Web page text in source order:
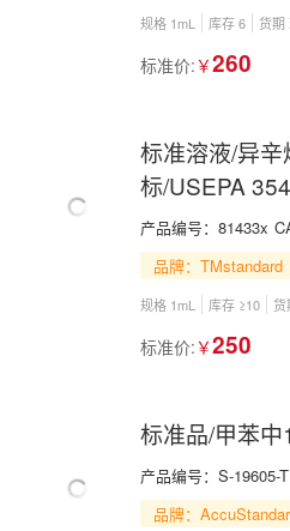
in
规格 1mL 库存 6 货期
标准价: ￥260
标准溶液/异
标/USEPA
8270E/
8082A/7
产品编号： 81433x
品牌：TMstandard
规格 1mL 库存 ≥10 货
标准价: ￥250
标准品/甲苯
产品编号： S-19605-T
品牌：